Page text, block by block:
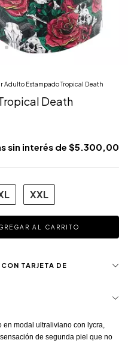
Adulto Estampado Tropical Death
Death
sin interés de $5.300,00
XXL
en modal ultraliviano con lycra,
de segunda piel que no